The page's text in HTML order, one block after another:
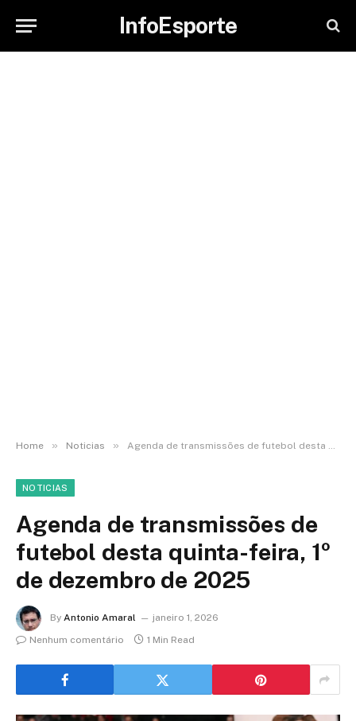
InfoEsporte
Home » Noticias » Agenda de transmissões de futebol desta quinta-feira, 1º de dezembro de 2025
NOTICIAS
Agenda de transmissões de
futebol desta quinta-feira, 1º
de dezembro de 2025
By Antonio Amaral
janeiro 1, 2026
Nenhum comentário
1 Min Read